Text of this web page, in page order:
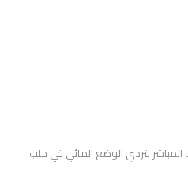
المباشر لتردي الوضع المائي في حلب